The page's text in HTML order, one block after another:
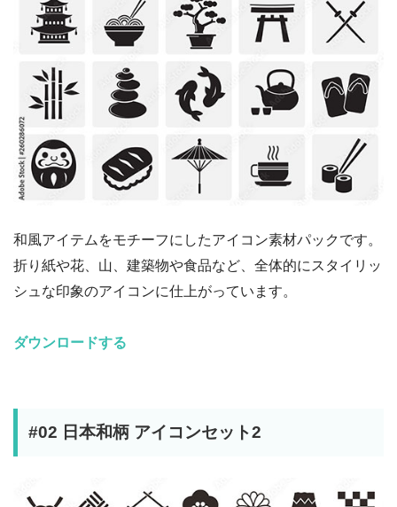
和風アイテムをモチーフにしたアイコン素材パックです。
折り紙や花、山、建築物や食品など、全体的にスタイリッ
シュな印象のアイコンに仕上がっています。
ダウンロードする
#02 日本和柄 アイコンセット2